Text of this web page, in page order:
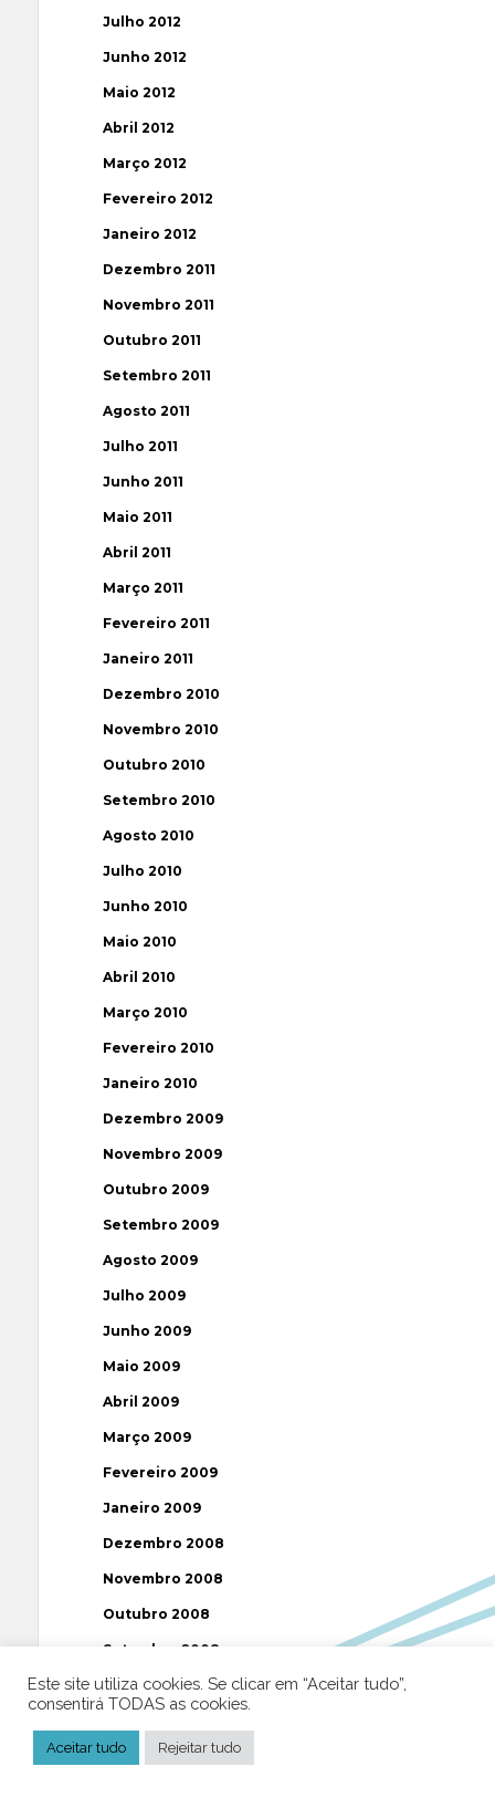
Julho 2012
Junho 2012
Maio 2012
Abril 2012
Março 2012
Fevereiro 2012
Janeiro 2012
Dezembro 2011
Novembro 2011
Outubro 2011
Setembro 2011
Agosto 2011
Julho 2011
Junho 2011
Maio 2011
Abril 2011
Março 2011
Fevereiro 2011
Janeiro 2011
Dezembro 2010
Novembro 2010
Outubro 2010
Setembro 2010
Agosto 2010
Julho 2010
Junho 2010
Maio 2010
Abril 2010
Março 2010
Fevereiro 2010
Janeiro 2010
Dezembro 2009
Novembro 2009
Outubro 2009
Setembro 2009
Agosto 2009
Julho 2009
Junho 2009
Maio 2009
Abril 2009
Março 2009
Fevereiro 2009
Janeiro 2009
Dezembro 2008
Novembro 2008
Outubro 2008
Setembro 2008
Agosto 2008
Junho 2008
Este site utiliza cookies. Se clicar em “Aceitar tudo”,
consentirá TODAS as cookies.
Aceitar tudo Rejeitar tudo